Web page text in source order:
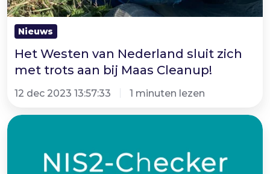
trots
aan
Maas
Cleanup!
Nieuws
Het Westen van Nederland sluit zich
met trots aan bij Maas Cleanup!
12 dec 2023 13:57:33 1 minuten lezen
NIS2-